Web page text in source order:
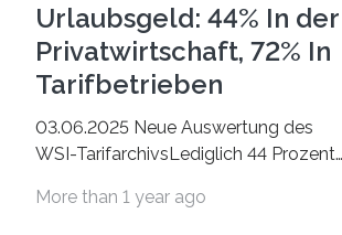
Urlaubsgeld: 44% In der
Privatwirtschaft, 72% In
Tarifbetrieben
03.06.2025 Neue Auswertung des
WSI-TarifarchivsLediglich 44 Prozent
Privatwirtschaft erhalten Urlaubsgeld –
More than 1 year ago